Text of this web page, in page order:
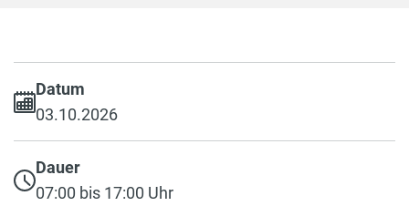
Datum
03.10.2026
Dauer
07:00 bis 17:00 Uhr